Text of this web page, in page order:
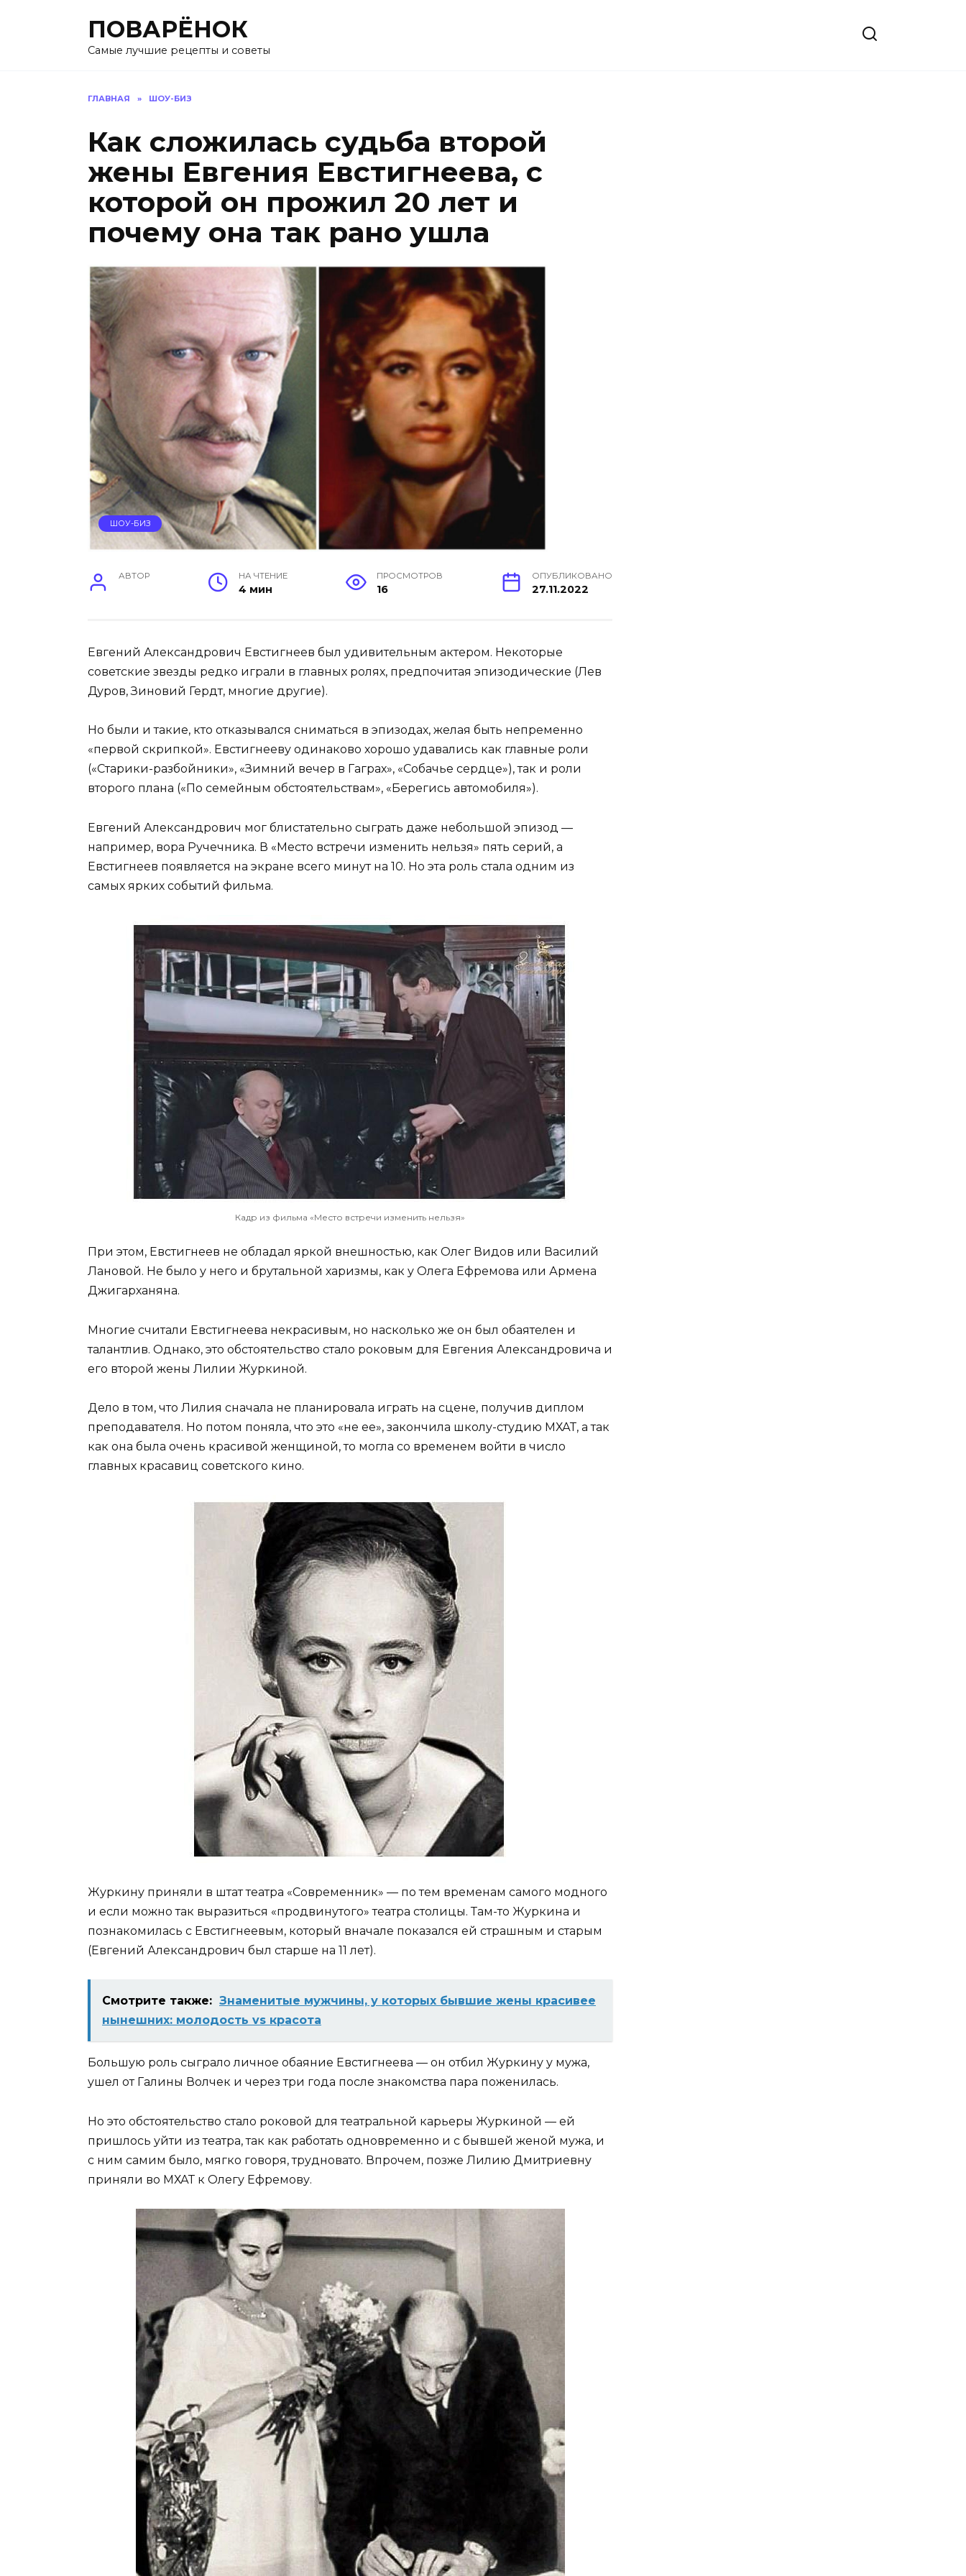
ПОВАРЁНОК
Самые лучшие рецепты и советы
ГЛАВНАЯ » ШОУ-БИЗ
Как сложилась судьба второй
жены Евгения Евстигнеева, с
которой он прожил 20 лет и
почему она так рано ушла
ШОУ-БИЗ
АВТОР НА ЧТЕНИЕ
4 мин
ПРОСМОТРОВ
16
ОПУБЛИКОВАНО
27.11.2022
Евгений Александрович Евстигнеев был удивительным актером. Некоторые
советские звезды редко играли в главных ролях, предпочитая эпизодические (Лев
Дуров, Зиновий Гердт, многие другие).
Но были и такие, кто отказывался сниматься в эпизодах, желая быть непременно
«первой скрипкой». Евстигнееву одинаково хорошо удавались как главные роли
(«Старики-разбойники», «Зимний вечер в Гаграх», «Собачье сердце»), так и роли
второго плана («По семейным обстоятельствам», «Берегись автомобиля»).
Евгений Александрович мог блистательно сыграть даже небольшой эпизод —
например, вора Ручечника. В «Место встречи изменить нельзя» пять серий, а
Евстигнеев появляется на экране всего минут на 10. Но эта роль стала одним из
самых ярких событий фильма.
Кадр из фильма «Место встречи изменить нельзя»
При этом, Евстигнеев не обладал яркой внешностью, как Олег Видов или Василий
Лановой. Не было у него и брутальной харизмы, как у Олега Ефремова или Армена
Джигарханяна.
Многие считали Евстигнеева некрасивым, но насколько же он был обаятелен и
талантлив. Однако, это обстоятельство стало роковым для Евгения Александровича и
его второй жены Лилии Журкиной.
Дело в том, что Лилия сначала не планировала играть на сцене, получив диплом
преподавателя. Но потом поняла, что это «не ее», закончила школу-студию МХАТ, а так
как она была очень красивой женщиной, то могла со временем войти в число
главных красавиц советского кино.
Журкину приняли в штат театра «Современник» — по тем временам самого модного
и если можно так выразиться «продвинутого» театра столицы. Там-то Журкина и
познакомилась с Евстигнеевым, который вначале показался ей страшным и старым
(Евгений Александрович был старше на 11 лет).
Смотрите также: Знаменитые мужчины, у которых бывшие жены красивее
нынешних: молодость vs красота
Большую роль сыграло личное обаяние Евстигнеева — он отбил Журкину у мужа,
ушел от Галины Волчек и через три года после знакомства пара поженилась.
Но это обстоятельство стало роковой для театральной карьеры Журкиной — ей
пришлось уйти из театра, так как работать одновременно и с бывшей женой мужа, и
с ним самим было, мягко говоря, трудновато. Впрочем, позже Лилию Дмитриевну
приняли во МХАТ к Олегу Ефремову.